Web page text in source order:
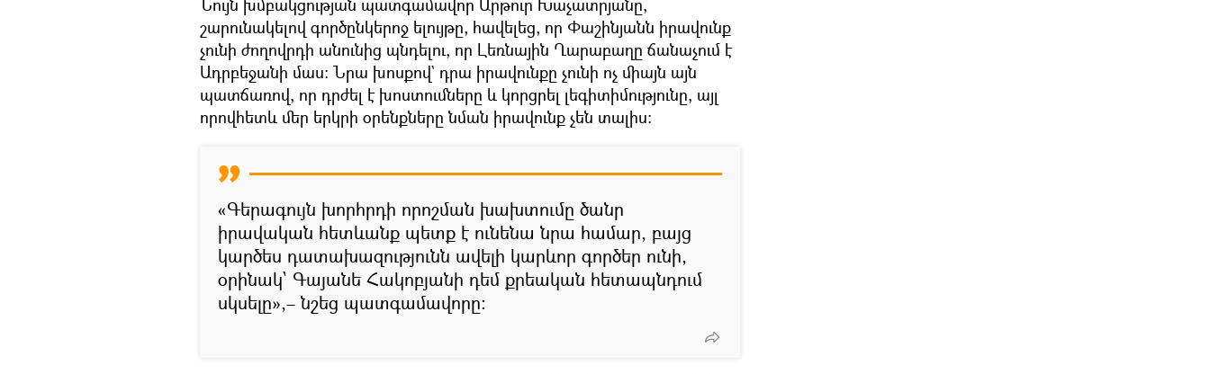
շարունակելով գործընկերոջ ելույթը, հավելեց, որ Փաշինյանն իրավունք
չունի ժողովրդի անունից պնդելու, որ Լեռնային Ղարաբաղը ճանաչում է
Ադրբեջանի մաս։ Նրա խոսքով` դրա իրավունքը չունի ոչ միայն այն
պատճառով, որ դրժել է խոստումները և կորցրել լեգիտիմությունը, այլ
որովհետև մեր երկրի օրենքները նման իրավունք չեն տալիս։
«Գերագույն խորհրդի որոշման խախտումը ծանր
իրավական հետևանք պետք է ունենա նրա համար, բայց
կարծես դատախազությունն ավելի կարևոր գործեր ունի,
օրինակ` Գայանե Հակոբյանի դեմ քրեական հետապնդում
սկսելը»,– նշեց պատգամավորը։